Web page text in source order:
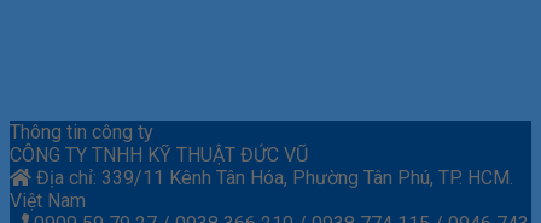
Thông tin công ty
CÔNG TY TNHH KỸ THUẬT ĐỨC VŨ
Địa chỉ: 339/11 Kênh Tân Hóa, Phường Tân Phú, TP. HCM.
Việt Nam